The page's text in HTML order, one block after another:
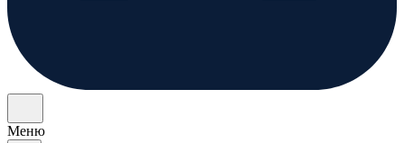
Меню